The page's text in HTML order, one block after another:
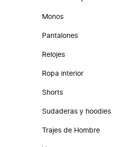
Monos
Pantalones
Relojes
Ropa interior
Shorts
Sudaderas y hoodies
Trajes de Hombre